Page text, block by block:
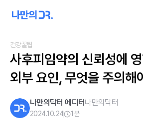
건강꿀팁
사후피임약의 신뢰성에
외부 요인, 무엇을 주의해
나만의닥터 에디터나만의닥터
2024.10.24 1 분